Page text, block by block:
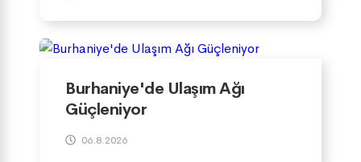
Burhaniye'de Ulaşım Ağı
Güçleniyor
06.8.2026